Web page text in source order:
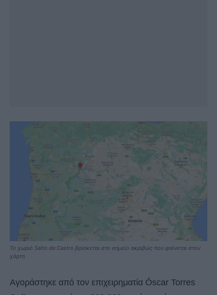
Το χωριό Salto de Castro βρίσκεται στο σημείο ακριβώς που φαίνεται στον
χάρτη
Αγοράστηκε από τον επιχειρηματία Óscar Torres